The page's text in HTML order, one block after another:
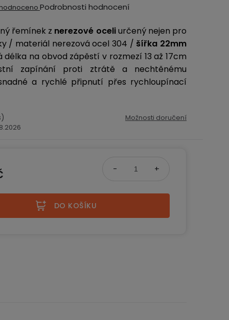
Podrobnosti hodnocení
řemínek z nerezové oceliurčený nejen pro
/ materiál nerezová ocel 304 / šířka 22mm
na obvod zápěstí v rozmezí 13 až 17cm
zapínání proti ztrátě a nechtěnému
a rychlé připnutí přes rychloupínací
Možnosti doručení
DO KOŠÍKU